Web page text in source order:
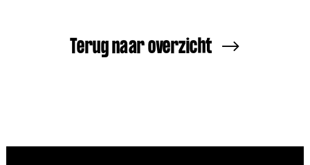
Terug naar overzicht